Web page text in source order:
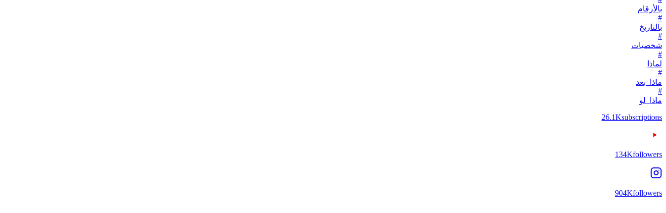
بالأرقام
#
بالتاريخ
#
شخصيات
#
لماذا
#
ماذا_بعد
#
ماذا_لو
26.1Ksubscriptions
134Kfollowers
904Kfollowers